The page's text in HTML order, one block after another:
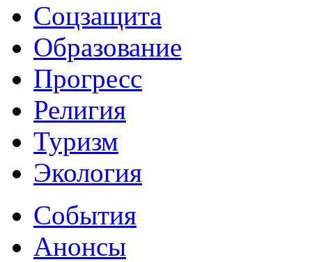
Соцзащита
Образование
Прогресс
Религия
Туризм
Экология
События
Анонсы